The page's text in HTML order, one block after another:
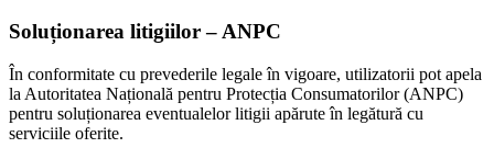
Soluționarea litigiilor – ANPC
În conformitate cu prevederile legale în vigoare, utilizatorii pot apela
la Autoritatea Națională pentru Protecția Consumatorilor (ANPC)
pentru soluționarea eventualelor litigii apărute în legătură cu
serviciile oferite.